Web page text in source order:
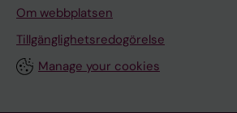
Om webbplatsen
Tillgänglighetsredogörelse
Manage your cookies